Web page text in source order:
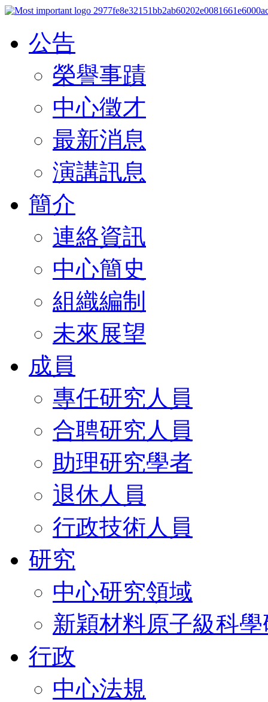
公告
榮譽事蹟
中心徵才
最新消息
演講訊息
簡介
連絡資訊
中心簡史
組織編制
未來展望
成員
專任研究人員
合聘研究人員
助理研究學者
退休人員
行政技術人員
研究
中心研究領域
新穎材料原子級科
行政
中心法規